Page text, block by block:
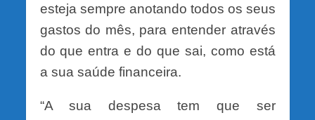
esteja sempre anotando todos os seus
gastos do mês, para entender através
do que entra e do que sai, como está
a sua saúde financeira.
“A sua despesa tem que ser